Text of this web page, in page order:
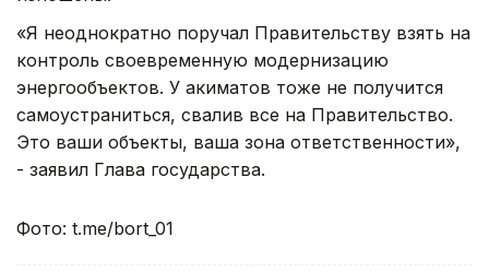
«Я неоднократно поручал Правительству взять на
контроль своевременную модернизацию
энергообъектов. У акиматов тоже не получится
самоустраниться, свалив все на Правительство.
Это ваши объекты, ваша зона ответственности»,
- заявил Глава государства.
Фото: t.me/bort_01